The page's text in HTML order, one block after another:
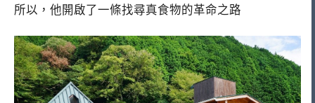
所以，他開啟了一條找尋真食物的革命之路